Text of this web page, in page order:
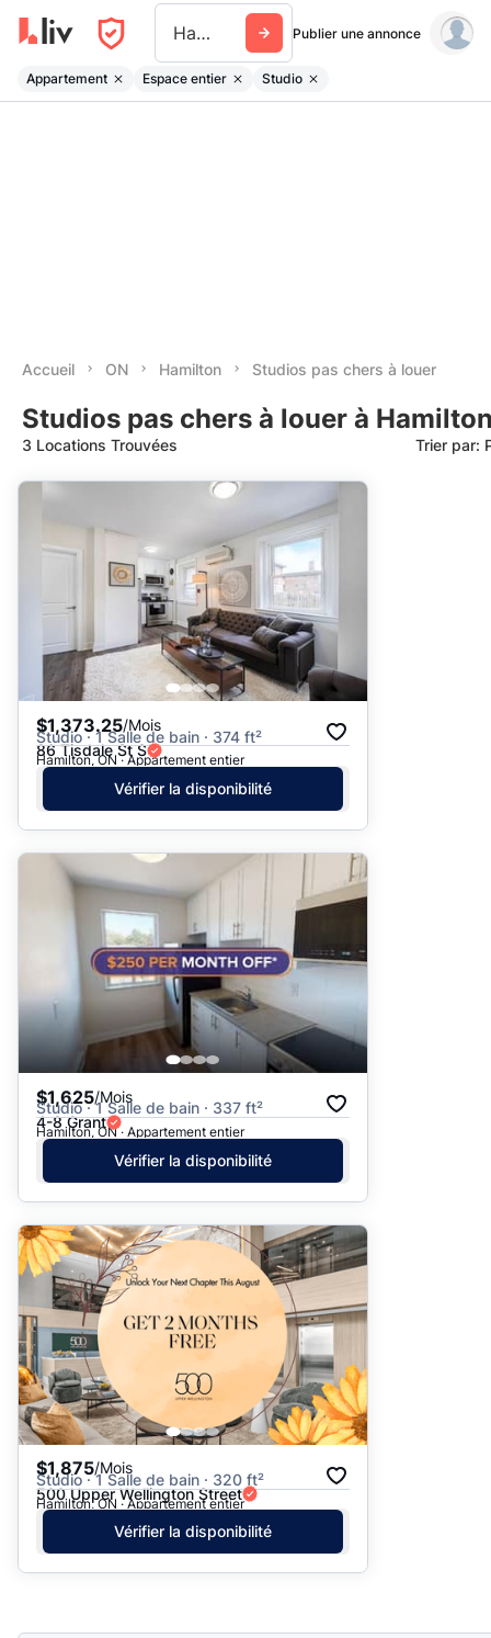
Hamilton Publier une annonce
Appartement Espace entier Studio
Accueil ON Hamilton Studios pas chers à louer
Studios pas chers à louer à
3 Locations Trouvées Trier par:
Date: les plus récents d’abord
Date: les plus anciens d’abord
Prix - $ à $$$
$1,373.25/Mois
Studio · 1 Salle de bain · 374 ft²
86 Tisdale St S
Hamilton, ON · Appartement entier
Vérifier la disponibilité
$1,625/Mois
Studio · 1 Salle de bain · 337 ft²
4-8 Grant
Hamilton, ON · Appartement entier
Vérifier la disponibilité
$1,875/Mois
Studio · 1 Salle de bain · 320 ft²
500 Upper Wellington Street
Hamilton, ON · Appartement entier
Vérifier la disponibilité